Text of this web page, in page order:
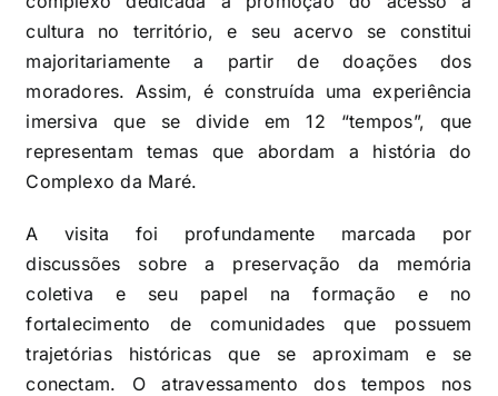
cultura no território, e seu acervo se constitui
majoritariamente a partir de doações dos
moradores. Assim, é construída uma experiência
imersiva que se divide em 12 “tempos”, que
representam temas que abordam a história do
Complexo da Maré.
A visita foi profundamente marcada por
discussões sobre a preservação da memória
coletiva e seu papel na formação e no
fortalecimento de comunidades que possuem
trajetórias históricas que se aproximam e se
conectam. O atravessamento dos tempos nos